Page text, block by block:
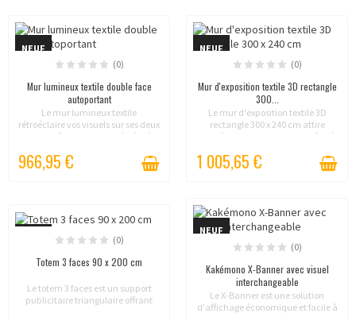
NEUF
(0)
Mur lumineux textile double face
autoportant
Le mur lumineux textile
rétroéclaire vos visuels sur ses deux
faces grâce aux LED intégrées à
Autoportant et proposé en quatre
formats, il...
966,95 €
NEUF
(0)
Mur d'exposition textile 3D rectangle
300...
Le mur d'exposition textile 3D
rectangle 300 x 240 cm attire
immédiatement le regard grâce à
habillage textile imprimé sur
plusieurs faces. Léger,...
1 005,65 €
(0)
Totem 3 faces 90 x 200 cm
Le totem 3 faces est un support
publicitaire triangulaire offrant
NEUF
(0)
Kakémono X-Banner avec visuel
interchangeable
Le X-Banner est une solution
d'affichage économique et facile à